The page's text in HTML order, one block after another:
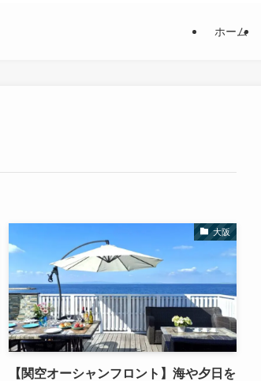
ホーム
大阪
【関空オーシャンフロント】海や夕日を